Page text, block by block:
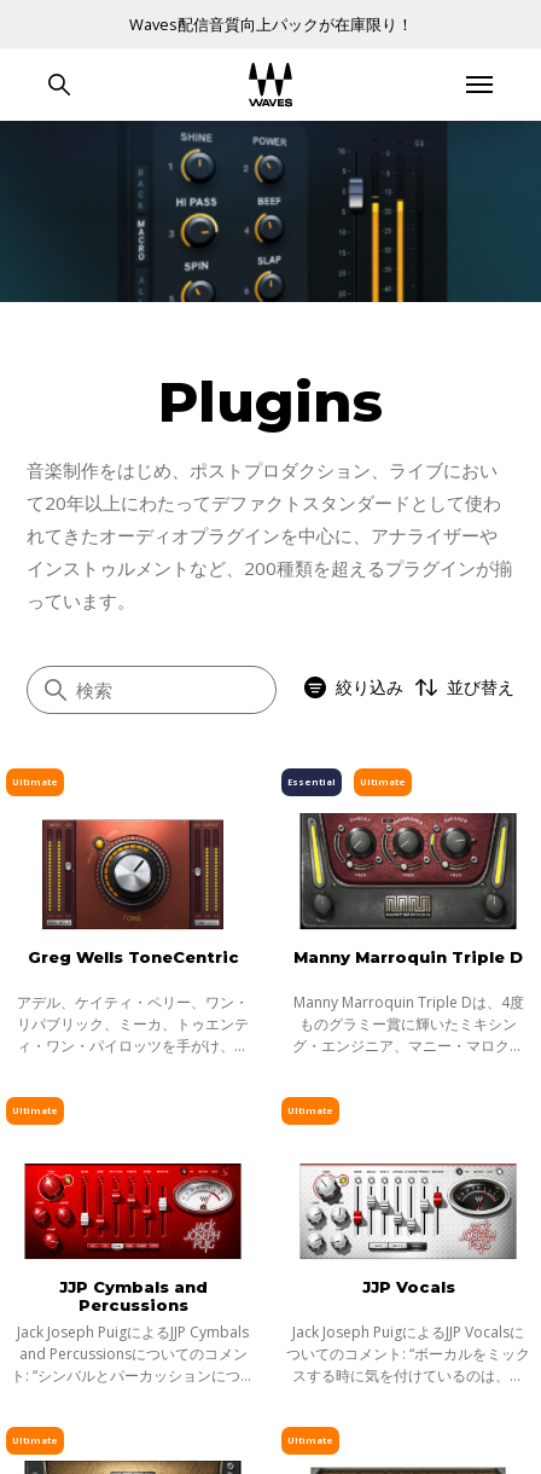
Waves配信音質向上パックが在庫限り！
Plugins
音楽制作をはじめ、ポストプロダクション、ライブにおい
て20年以上にわたってデファクトスタンダードとして使わ
れてきたオーディオプラグインを中心に、アナライザーや
インストゥルメントなど、200種類を超えるプラグインが揃
っています。
すべて
アナログモデリング
シグネイチャー
ノイズリダクション
インストゥルメント
Abbey Road
SSL 4000
絞り込み 並び替え
Ultimate
Greg Wells ToneCentric
アデル、ケイティ・ペリー、ワン・
リパブリック、ミーカ、トゥエンテ
ィ・ワン・パイロッツを手がけ、累
エンジニア、Greg Wells監修によ
Ultimate
Essential
Manny Marroquin Triple D
Manny Marroquin Triple Dは、4度
ものグラミー賞に輝いたミキシン
グ・エンジニア、マニー・マロクィ
ちなトラブルを素早く解決する、3つ
Ultimate
JJP Cymbals and
Percussions
Jack Joseph PuigによるJJP Cymbals
and Percussionsについてのコメン
ト: “シンバルとパーカッションについ
ーカーをぐっと持ち上げたり、タン
バリ
Ultimate
JJP Vocals
Jack Joseph PuigによるJJP Vocalsに
ついてのコメント: “ボーカルをミック
スする時に気を付けているのは、直
ーの設定とか、そんな技術的な話で
は
Ultimate Ultimate